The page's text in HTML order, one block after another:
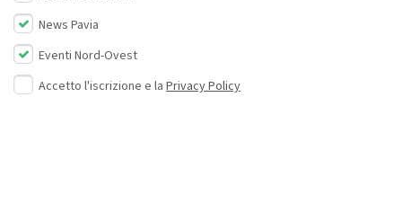
News Pavia
Eventi Nord-Ovest
Accetto l'iscrizione e la Privacy Policy